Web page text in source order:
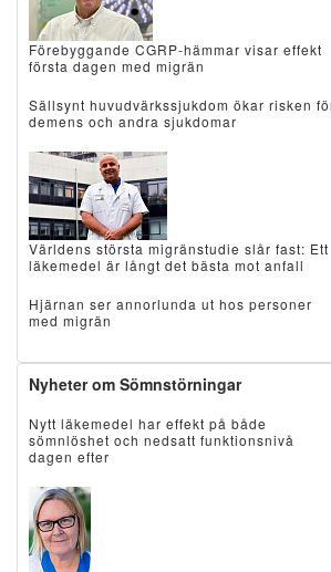
Förebyggande CGRP-hämmar visar effekt
första dagen med migrän
Sällsynt huvudvärkssjukdom ökar risken
demens och andra sjukdomar
Världens största migränstudie slår fast: Ett
läkemedel är långt det bästa mot anfall
Hjärnan ser annorlunda ut hos personer
med migrän
Nyheter om Sömnstörningar
Nytt läkemedel har effekt på både
sömnlöshet och nedsatt funktionsnivå
dagen efter